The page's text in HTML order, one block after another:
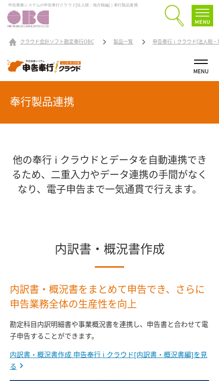
申告業務システムの申告奉行クラウド[法人税・地方税編]｜奉行製品連携
クラウド会計ソフト勘定奉行OBC 製品一覧 申告奉行ｉクラウド[法人税・
奉行製品連携
他の奉行 i クラウドとデータを自動連携でき
るため、 二重入力やデータ連携の手間がなく
なり、電子申告まで一気通貫で行えます。
内訳書・概況書作成
内訳書・概況書をまとめて申告でき、さらに
申告業務全体の生産性を向上
勘定科目内訳明細書や事業概況書を連携し、申告書と合わせて電
子申告することができます。
内訳書・概況書作成 申告奉行 i クラウド[内訳書・概況書編]を見
る